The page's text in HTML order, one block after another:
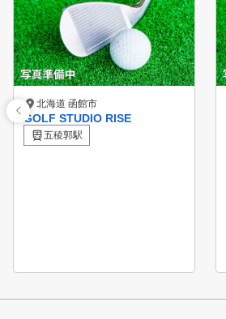
北海道 函館市
GOLF STUDIO RISE
五稜郭駅